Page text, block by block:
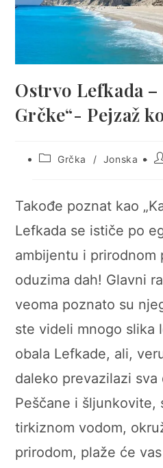
Ostrvo Lefkada
Grčke“- Pejzaž
PostGrčka / Jonska
Takođe poznat kao
Lefkada se ističe po
ambijentu i prirodnom
oduzima dah! Glavni
veoma poznato su
ste videli mnogo slika
obala Lefkade, ali,
daleko prevazilazi sva
Peščane i šljunkovite,
tirkiznom vodom,
prirodom, plaže će